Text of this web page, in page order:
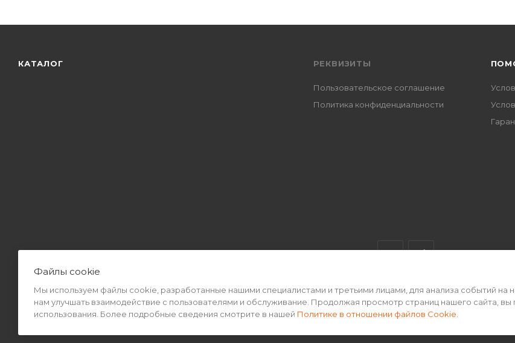
КАТАЛОГ РЕКВИЗИТЫ
Пользовательское соглашение
Политика конфиденциальности
2026 © Интернет-магазин MiMall® • Не является публичной офертой • 2026 г.
Файлы cookie
Мы используем файлы cookie, разработанные нашими специалистами и третьими лицами, для анализа событий на
нам улучшать взаимодействие с пользователями и обслуживание. Продолжая просмотр страниц нашего сайта, вы
использования. Более подробные сведения смотрите в нашей Политике в отношении файлов Cookie